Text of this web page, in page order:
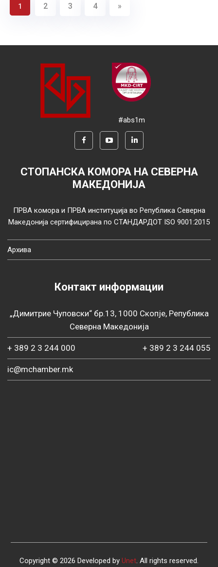
1 2 3 4 »
#abs1m
СТОПАНСКА КОМОРА НА СЕВЕРНА
МАКЕДОНИЈА
ПРВА комора и ПРВА институција во Република Северна
Македонија сертифицирана по СТАНДАРДОТ ISO 9001:2015
Архива
Контакт информации
„Димитрие Чуповски“ бр.13, 1000 Скопје, Република
Северна Македонија
+ 389 2 3 244 000 + 389 2 3 244 055
ic@mchamber.mk
Copyright © 2026 Developed by Unet. All rights reserved.